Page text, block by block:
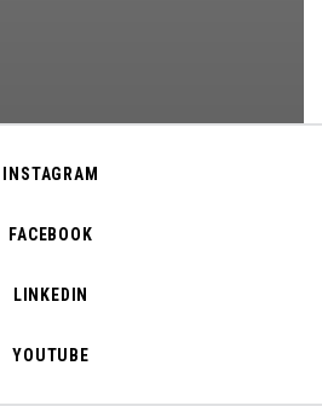
INSTAGRAM
FACEBOOK
LINKEDIN
YOUTUBE